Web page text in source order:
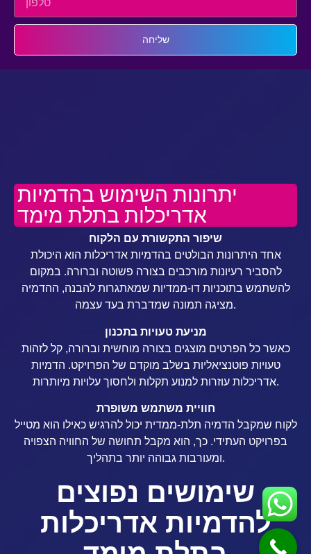
שליחה
יתרונות השימוש בהדמיות
אדריכלות בתלת מימד
שיפור התקשורת עם הלקוח
אחד היתרונות הבולטים בהדמיות אדריכלות הוא היכולת
להסביר רעיונות מורכבים בצורה פשוטה וברורה. במקום
להשתמש בתוכניות דו-ממדיות שמאתגרות להבנה, ההדמיה
מציגה תמונה שמדברת בעד עצמה.
מניעת טעויות בתכנון
כאשר כל הפרטים מוצגים בצורה מוחשית וברורה, קל לזהות
טעויות פוטנציאליות בשלב מוקדם של הפרויקט. הדמיות
אדריכלות עוזרות למנוע תקלות ולחסוך עלויות מיותרות.
חוויית משתמש משופרת
לקוח שמקבל הדמיה תלת-ממדית יכול להרגיש כאילו הוא מטייל
בפרויקט העתידי. כך, הוא מקבל תחושה של החוויה הצפויה
ומעורבות גבוהה יותר בתהליך.
שימושים נפוצים
להדמיות אדריכלות